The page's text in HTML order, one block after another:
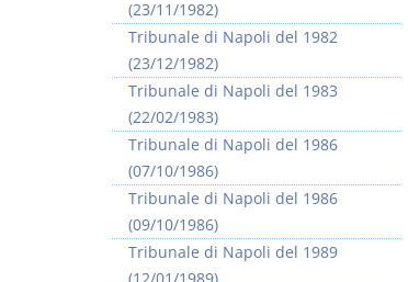
(23/11/1982)
Tribunale di Napoli del 1982
(23/12/1982)
Tribunale di Napoli del 1983
(22/02/1983)
Tribunale di Napoli del 1986
(07/10/1986)
Tribunale di Napoli del 1986
(09/10/1986)
Tribunale di Napoli del 1989
Versione
(iva incl.)